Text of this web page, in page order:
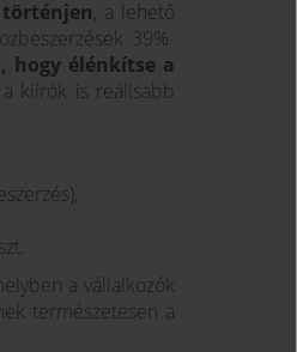
, a lehető
39%-
hogy élénkítse a
kiírók is reálisabb
a vállalkozók
természetesen a